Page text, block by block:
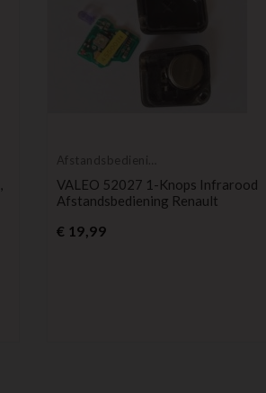
Afstandsbedieningen
VALEO 52027 1-Knops Infrarood
Afstandsbediening Renault
€ 19,99Prijs